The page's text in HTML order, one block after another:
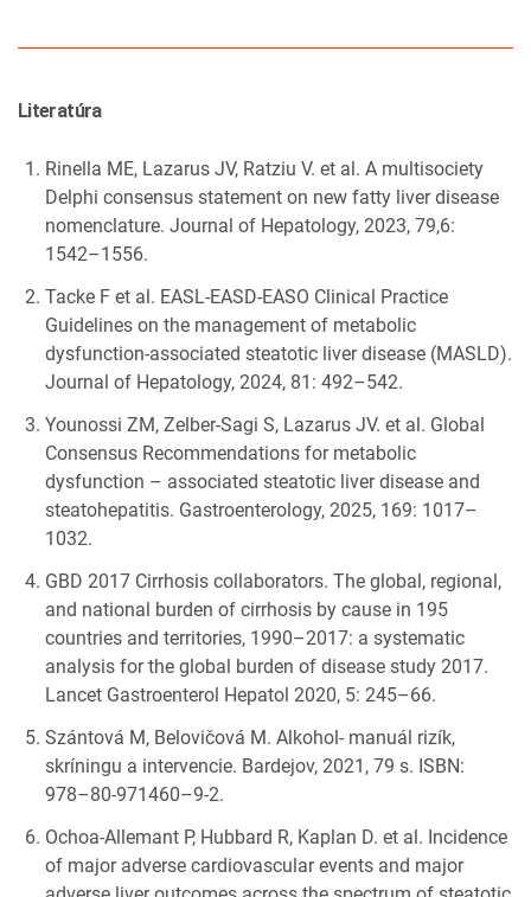
Literatúra
Rinella ME, Lazarus JV, Ratziu V. et al. A multisociety
Delphi consensus statement on new fatty liver disease
nomenclature. Journal of Hepatology, 2023, 79,6:
1542–1556.
Tacke F et al. EASL-EASD-EASO Clinical Practice
Guidelines on the management of metabolic
dysfunction-associated steatotic liver disease (MASLD).
Journal of Hepatology, 2024, 81: 492–542.
Younossi ZM, Zelber-Sagi S, Lazarus JV. et al. Global
Consensus Recommendations for metabolic
dysfunction – associated steatotic liver disease and
steatohepatitis. Gastroenterology, 2025, 169: 1017–
1032.
GBD 2017 Cirrhosis collaborators. The global, regional,
and national burden of cirrhosis by cause in 195
countries and territories, 1990–2017: a systematic
analysis for the global burden of disease study 2017.
Lancet Gastroenterol Hepatol 2020, 5: 245–66.
Szántová M, Belovičová M. Alkohol- manuál rizík,
skríningu a intervencie. Bardejov, 2021, 79 s. ISBN:
978–80-971460–9-2.
Ochoa-Allemant P, Hubbard R, Kaplan D. et al. Incidence
of major adverse cardiovascular events and major